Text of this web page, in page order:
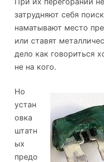
затрудняют себя
наматывают место
или ставят
дело как говориться
не на кого.
Но
устан
овка
штатн
ых
предо